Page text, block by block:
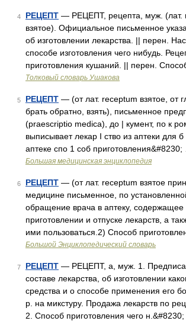
4 РЕЦЕПТ — РЕЦЕПТ, рецепта, муж. (лат.
взятое). Официальное письменное
об изготовлении лекарства. || перен.
способе изготовления чего нибудь.
приготовления кушаний. || перен.
Толковый словарь Ушакова
5 РЕЦЕПТ — (от лат. receptum взятое, от
брать обратно, взять), письменное
(praescriptio medica), до | кумент, по к
выписывает лекар I ство из аптеки для б
аптеке спо 1 соб приготовления&#8230;
Большая медицинская энциклопедия
6 РЕЦЕПТ — (от лат. receptum взятое
медицине письменное, по
обращение врача в аптеку,
приготовлении и отпуске лекарств, а
ими пользоваться.2) Способ
Большой Энциклопедический словарь
7 РЕЦЕПТ — РЕЦЕПТ, а, муж. 1.
составе лекарства, об изготовлении
средства и о способе применения его
р. на микстуру. Продажа лекарств по
2. Способ приготовления чего н.&#8230;